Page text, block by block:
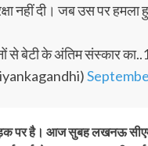
नहीं दी। जब उस पर
से बेटी के अंतिम संस्कार
सड़क पर है। आज सुबह लखनऊ